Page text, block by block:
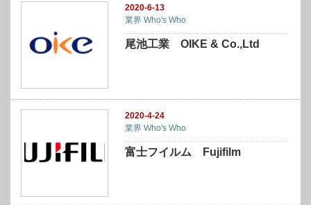
2020-6-13
業界 Who's Who
尾池工業 OIKE & Co.,Ltd
2020-4-24
業界 Who's Who
富士フイルム Fujifilm